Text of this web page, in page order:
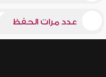
عدد مرات الحفظ